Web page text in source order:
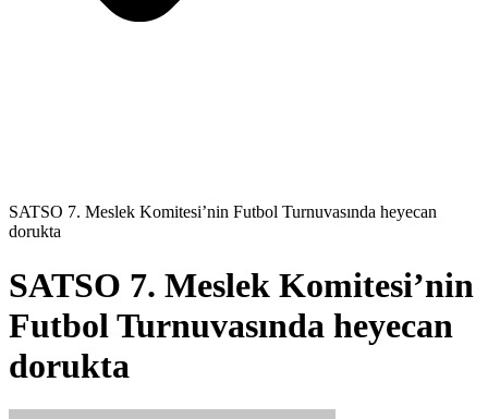
SATSO 7. Meslek Komitesi’nin Futbol Turnuvasında heyecan
dorukta
SATSO 7. Meslek Komitesi’nin
Futbol Turnuvasında heyecan
dorukta